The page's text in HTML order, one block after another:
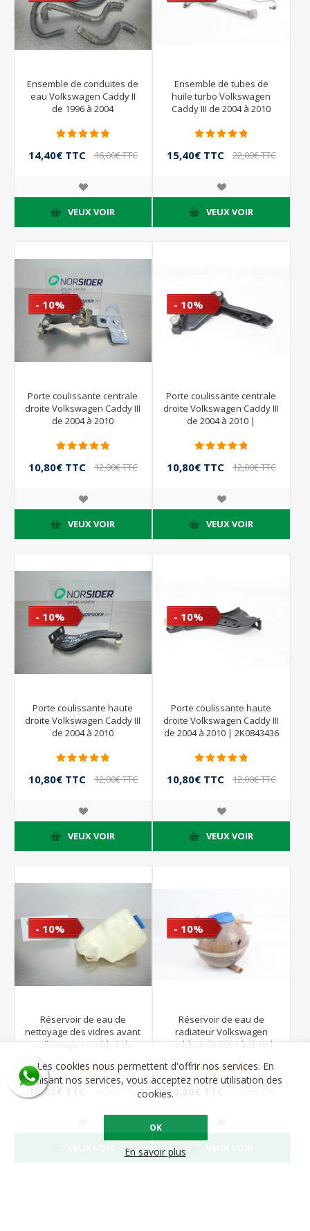
Ensemble de conduites de
eau Volkswagen Caddy II
de 1996 à 2004
14,40€ TTC 16,00€ TTC
VEUX VOIR
Ensemble de tubes de
huile turbo Volkswagen
Caddy III de 2004 à 2010
15,40€ TTC 22,00€ TTC
VEUX VOIR
- 10%
Porte coulissante centrale
droite Volkswagen Caddy III
de 2004 à 2010
10,80€ TTC 12,00€ TTC
VEUX VOIR
- 10%
Porte coulissante centrale
droite Volkswagen Caddy III
de 2004 à 2010 |
10,80€ TTC 12,00€ TTC
VEUX VOIR
- 10%
Porte coulissante haute
droite Volkswagen Caddy III
de 2004 à 2010
10,80€ TTC 12,00€ TTC
VEUX VOIR
- 10%
Porte coulissante haute
droite Volkswagen Caddy III
de 2004 à 2010 | 2K0843436
10,80€ TTC 12,00€ TTC
VEUX VOIR
- 10%
Réservoir de eau de
nettoyage des vidres avant
Volkswagen Caddy II de
16,20€ TTC 18,00€ TTC
- 10%
Réservoir de eau de
radiateur Volkswagen
Caddy III de 2004 à 2010 |
10,80€ TTC
Les cookies nous permettent d'offrir nos services. En
utilisant nos services, vous acceptez notre utilisation des
cookies.
OK
En savoir plus